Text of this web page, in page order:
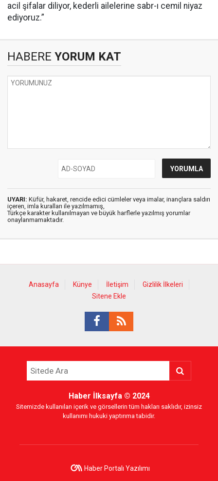
acil şifalar diliyor, kederli ailelerine sabr-ı cemil niyaz
ediyoruz.”
HABERE YORUM KAT
UYARI: Küfür, hakaret, rencide edici cümleler veya imalar, inançlara saldırı
içeren, imla kuralları ile yazılmamış,
Türkçe karakter kullanılmayan ve büyük harflerle yazılmış yorumlar
onaylanmamaktadır.
Anasayfa Künye İletişim
Gizlilik İlkeleri
Sitene Ekle
Haber İlksayfa© 2024
Sitemizde kullanılan içerik ve görsellerin tüm hakları saklıdır, izinsiz
kullanımı hukuki yaptırıma tabidir.
Haber Portalı Yazılımı